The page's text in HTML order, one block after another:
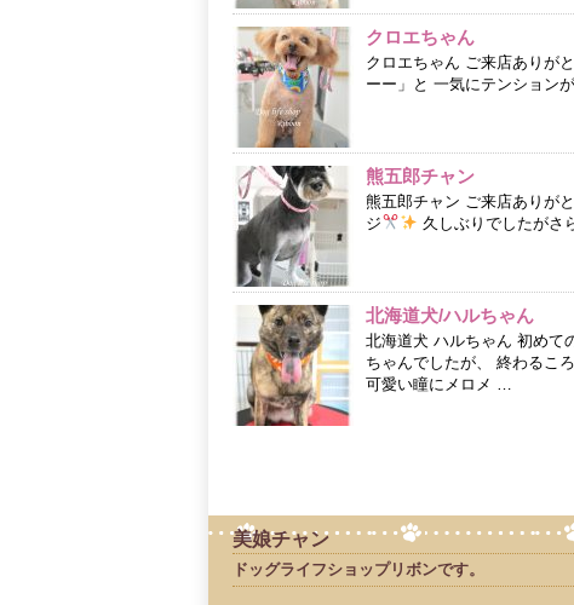
クロエちゃん
クロエちゃん ご来店ありが
ーー」と 一気にテンション
熊五郎チャン
熊五郎チャン ご来店ありが
ジ
久しぶりでしたがさ
北海道犬/ハルちゃん
北海道犬 ハルちゃん 初めて
ちゃんでしたが、 終わるこ
可愛い瞳にメロメ …
美娘チャン
ドッグライフショップリボンです。